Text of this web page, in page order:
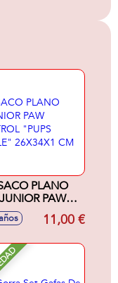
PLANO
JUNIOR PAW
"PUPS
26X34X1
11,00 €